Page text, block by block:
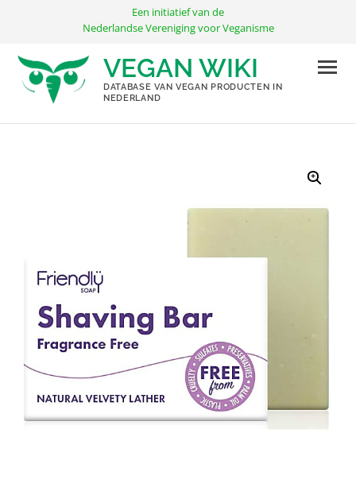
inhoud
Een initiatief van de
Nederlandse Vereniging voor Veganisme
VEGAN WIKI
DATABASE VAN VEGAN PRODUCTEN IN
NEDERLAND